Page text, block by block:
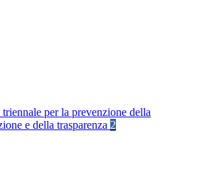
triennale per la prevenzione della
e della trasparenza 2